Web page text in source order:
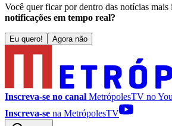
Você quer ficar por dentro das notícias mais
notificações em tempo real?
Eu quero! Agora não
Inscreva-se no canal MetrópolesTV no
Inscreva-se na MetrópolesTV